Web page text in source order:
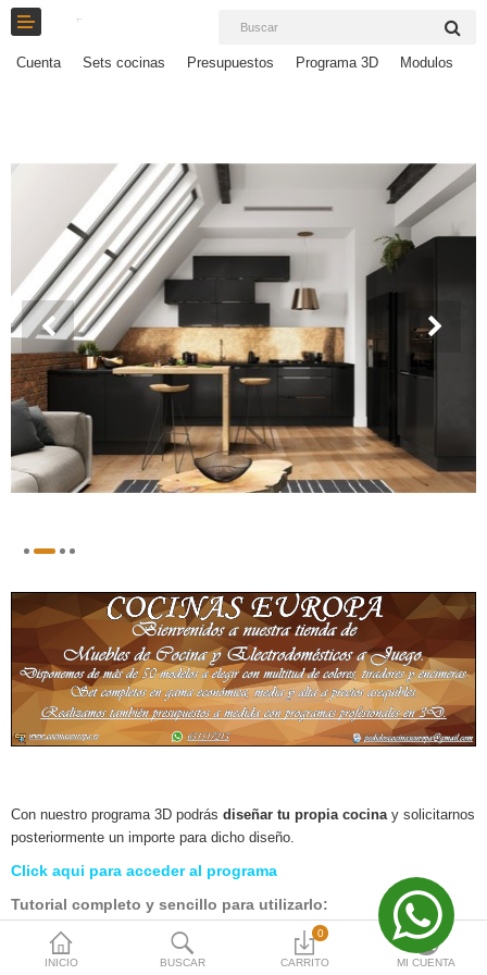
Solicitar Presupuesto
Programa 3D
Modulos
Electro
Comparar Lista deseos (0)
INICIO BUSCAR
0
CARRITO MI CUENTA
Cuenta Sets cocinas Presupuestos Programa 3D Modulos
Con nuestro programa 3D podrás diseñar tu propia cocinay solicitarnos
posteriormente un importe para dicho diseño.
Click aqui para acceder al programa
Tutorial completo y sencillo para utilizarlo: